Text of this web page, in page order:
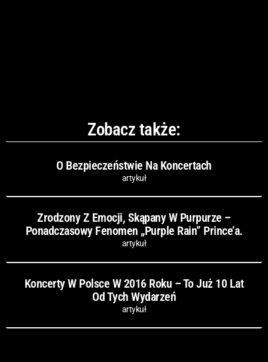
Zobacz także:
O Bezpieczeństwie Na Koncertach
artykuł
Zrodzony Z Emocji, Skąpany W Purpurze –
Ponadczasowy Fenomen „Purple Rain” Prince’a.
artykuł
Koncerty W Polsce W 2016 Roku – To Już 10 Lat
Od Tych Wydarzeń
artykuł